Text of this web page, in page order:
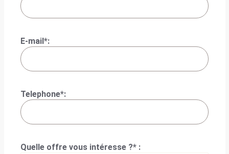
E-mail*:
Telephone*:
Quelle offre vous intéresse ?* :